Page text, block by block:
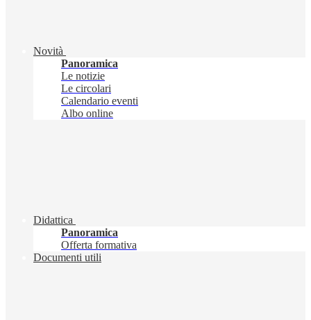
Novità
Panoramica
Le notizie
Le circolari
Calendario eventi
Albo online
Didattica
Panoramica
Offerta formativa
Documenti utili